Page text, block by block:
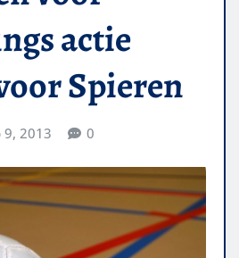
actie
Spieren
9, 2013 0